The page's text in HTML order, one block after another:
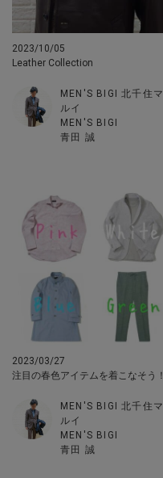
2023/10/05
Leather Collection
MEN'S BIGI 北千住マ
ルイ
MEN'S BIGI
青田 誠
2023/03/27
注目の春色アイテムを着こなそう！
MEN'S BIGI 北千住マ
ルイ
MEN'S BIGI
青田 誠